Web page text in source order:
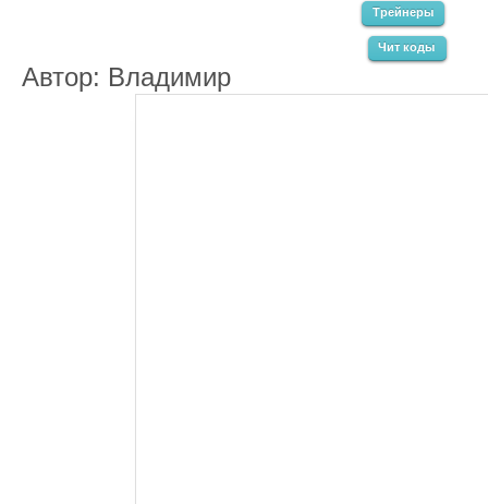
Трейнеры
Чит коды
Автор: Владимир